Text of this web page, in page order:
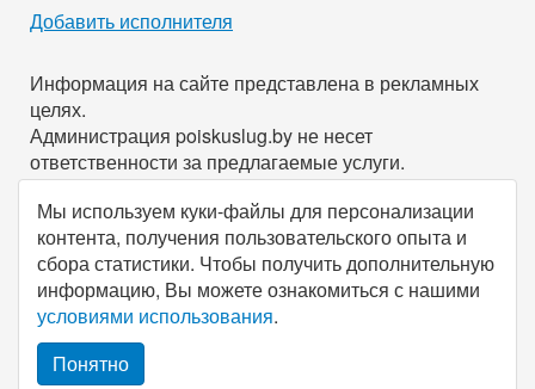
Добавить исполнителя
Информация на сайте представлена в рекламных
целях.
Администрация poiskuslug.by не несет
ответственности за предлагаемые услуги.
По всем имеющимся вопросам вы можете связаться с
нами черезформу обратной связи.
© Все права защищены, 2026, poiskuslug.by.
Мы используем куки-файлы для персонализации
контента, получения пользовательского опыта и
сбора статистики. Чтобы получить дополнительную
информацию, Вы можете ознакомиться с нашими
условиями использования.
Понятно